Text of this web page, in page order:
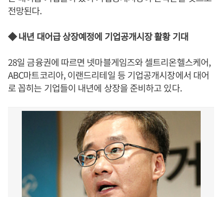
전망된다.
◆ 내년 대어급 상장예정에 기업공개시장 활황 기대
28일 금융권에 따르면 넷마블게임즈와 셀트리온헬스케어,
ABC마트코리아, 이랜드리테일 등 기업공개시장에서 대어
로 꼽히는 기업들이 내년에 상장을 준비하고 있다.